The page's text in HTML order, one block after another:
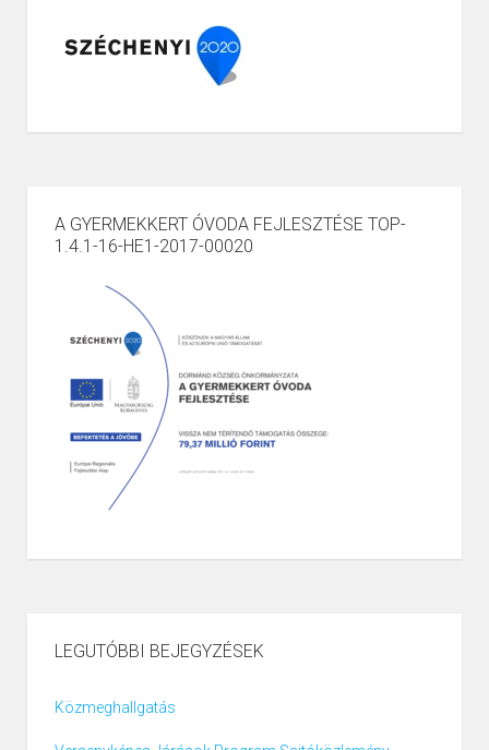
A GYERMEKKERT ÓVODA FEJLESZTÉSE TOP-
1.4.1-16-HE1-2017-00020
LEGUTÓBBI BEJEGYZÉSEK
Közmeghallgatás